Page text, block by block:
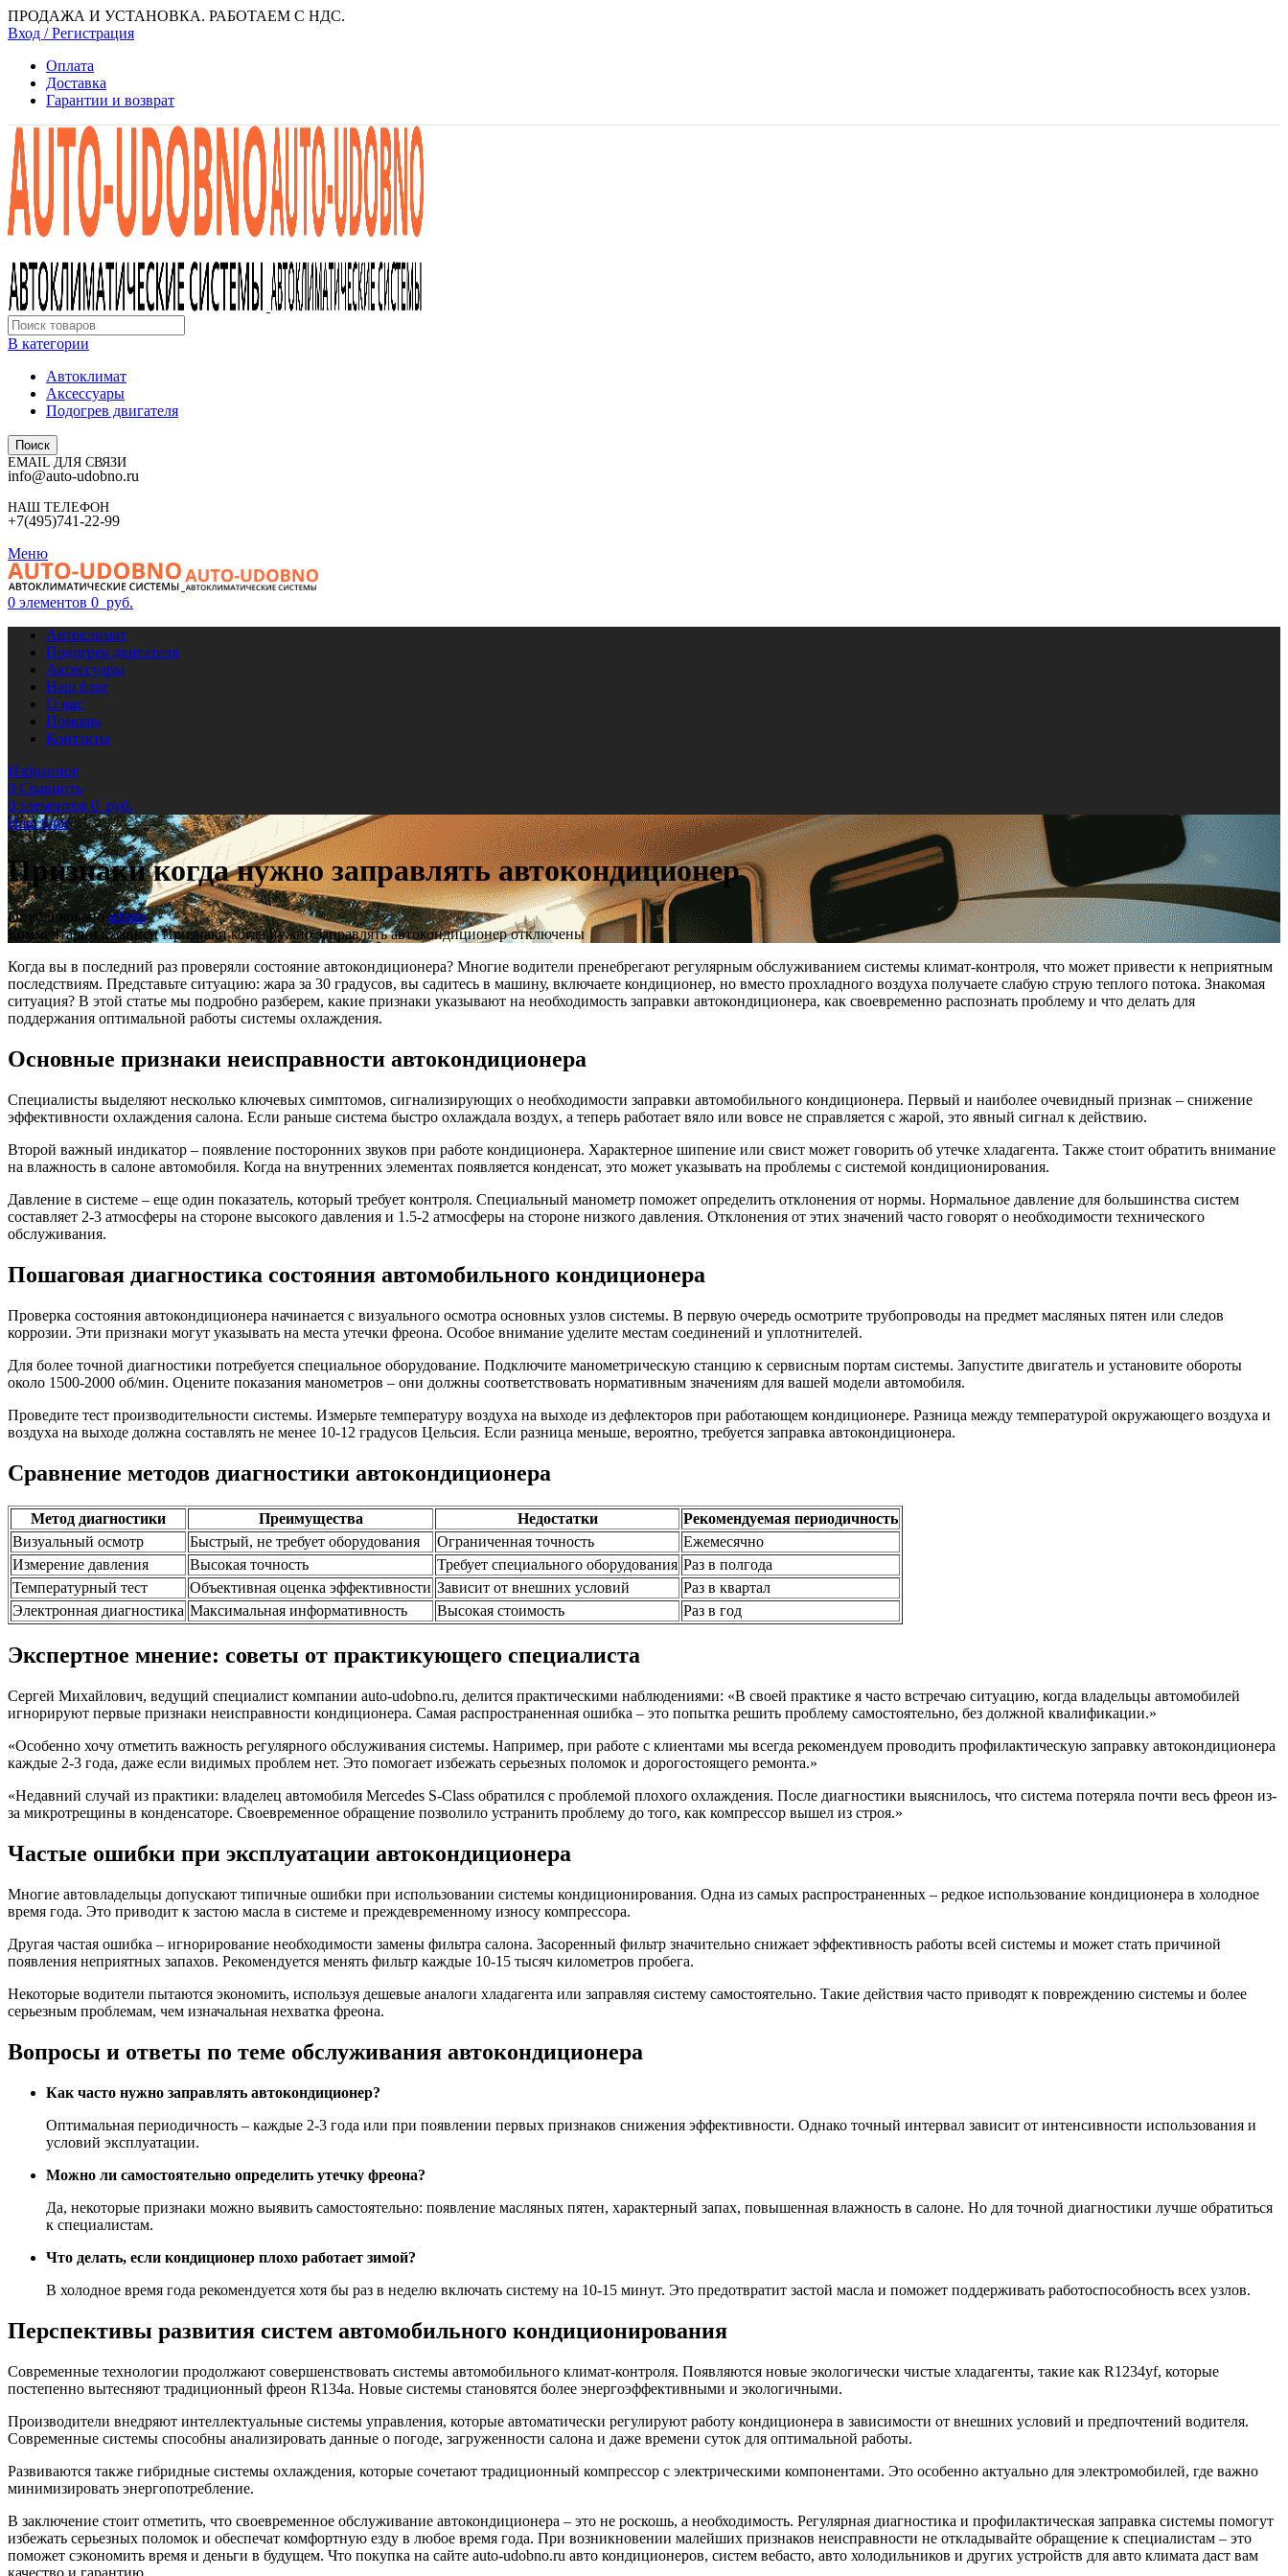
ПРОДАЖА И УСТАНОВКА. РАБОТАЕМ С НДС.
Вход / Регистрация
Оплата
Доставка
Гарантии и возврат
В категории
Автоклимат
Аксессуары
Подогрев двигателя
Поиск
EMAIL ДЛЯ СВЯЗИ
info@auto-udobno.ru
НАШ ТЕЛЕФОН
+7(495)741-22-99
Меню
0 элементов 0 руб.
Автоклимат
Подогрев двигателя
Аксессуары
Наш блог
О нас
Помощь
Контакты
Избранное
0 Сравнить
0 элементов 0 руб.
Наш блог
Признаки когда нужно заправлять автокондиционер
Опубликовано admin
Комментарии к записи Признаки когда нужно заправлять автокондиционеротключены
Когда вы в последний раз проверяли состояние автокондиционера? Многие водители пренебрегают регулярным обслуживанием системы климат-контроля, что может привести к неприятным
последствиям. Представьте ситуацию: жара за 30 градусов, вы садитесь в машину, включаете кондиционер, но вместо прохладного воздуха получаете слабую струю теплого потока. Знакомая
ситуация? В этой статье мы подробно разберем, какие признаки указывают на необходимость заправки автокондиционера, как своевременно распознать проблему и что делать для
поддержания оптимальной работы системы охлаждения.
Основные признаки неисправности автокондиционера
Специалисты выделяют несколько ключевых симптомов, сигнализирующих о необходимости заправки автомобильного кондиционера. Первый и наиболее очевидный признак – снижение
эффективности охлаждения салона. Если раньше система быстро охлаждала воздух, а теперь работает вяло или вовсе не справляется с жарой, это явный сигнал к действию.
Второй важный индикатор – появление посторонних звуков при работе кондиционера. Характерное шипение или свист может говорить об утечке хладагента. Также стоит обратить внимание
на влажность в салоне автомобиля. Когда на внутренних элементах появляется конденсат, это может указывать на проблемы с системой кондиционирования.
Давление в системе – еще один показатель, который требует контроля. Специальный манометр поможет определить отклонения от нормы. Нормальное давление для большинства систем
составляет 2-3 атмосферы на стороне высокого давления и 1.5-2 атмосферы на стороне низкого давления. Отклонения от этих значений часто говорят о необходимости технического
обслуживания.
Пошаговая диагностика состояния автомобильного кондиционера
Проверка состояния автокондиционера начинается с визуального осмотра основных узлов системы. В первую очередь осмотрите трубопроводы на предмет масляных пятен или следов
коррозии. Эти признаки могут указывать на места утечки фреона. Особое внимание уделите местам соединений и уплотнителей.
Для более точной диагностики потребуется специальное оборудование. Подключите манометрическую станцию к сервисным портам системы. Запустите двигатель и установите обороты
около 1500-2000 об/мин. Оцените показания манометров – они должны соответствовать нормативным значениям для вашей модели автомобиля.
Проведите тест производительности системы. Измерьте температуру воздуха на выходе из дефлекторов при работающем кондиционере. Разница между температурой окружающего воздуха и
воздуха на выходе должна составлять не менее 10-12 градусов Цельсия. Если разница меньше, вероятно, требуется заправка автокондиционера.
Сравнение методов диагностики автокондиционера
Метод диагностики Преимущества Недостатки
Рекомендуемая периодичность
Визуальный осмотр
Быстрый, не требует оборудования Ограниченная точность
Ежемесячно
Измерение давления
Высокая точность Требует специального оборудования Раз в полгода
Температурный тест
Объективная оценка эффективности Зависит от внешних условий
Раз в квартал
Электронная диагностика Максимальная информативность Высокая стоимость Раз в год
Экспертное мнение: советы от практикующего специалиста
Сергей Михайлович, ведущий специалист компании auto-udobno.ru, делится практическими наблюдениями: «В своей практике я часто встречаю ситуацию, когда владельцы автомобилей
игнорируют первые признаки неисправности кондиционера. Самая распространенная ошибка – это попытка решить проблему самостоятельно, без должной квалификации.»
«Особенно хочу отметить важность регулярного обслуживания системы. Например, при работе с клиентами мы всегда рекомендуем проводить профилактическую заправку автокондиционера
каждые 2-3 года, даже если видимых проблем нет. Это помогает избежать серьезных поломок и дорогостоящего ремонта.»
«Недавний случай из практики: владелец автомобиля Mercedes S-Class обратился с проблемой плохого охлаждения. После диагностики выяснилось, что система потеряла почти весь фреон из-
за микротрещины в конденсаторе. Своевременное обращение позволило устранить проблему до того, как компрессор вышел из строя.»
Частые ошибки при эксплуатации автокондиционера
Многие автовладельцы допускают типичные ошибки при использовании системы кондиционирования. Одна из самых распространенных – редкое использование кондиционера в холодное
время года. Это приводит к застою масла в системе и преждевременному износу компрессора.
Другая частая ошибка – игнорирование необходимости замены фильтра салона. Засоренный фильтр значительно снижает эффективность работы всей системы и может стать причиной
появления неприятных запахов. Рекомендуется менять фильтр каждые 10-15 тысяч километров пробега.
Некоторые водители пытаются экономить, используя дешевые аналоги хладагента или заправляя систему самостоятельно. Такие действия часто приводят к повреждению системы и более
серьезным проблемам, чем изначальная нехватка фреона.
Вопросы и ответы по теме обслуживания автокондиционера
Как часто нужно заправлять автокондиционер?
Оптимальная периодичность – каждые 2-3 года или при появлении первых признаков снижения эффективности. Однако точный интервал зависит от интенсивности использования и
условий эксплуатации.
Можно ли самостоятельно определить утечку фреона?
Да, некоторые признаки можно выявить самостоятельно: появление масляных пятен, характерный запах, повышенная влажность в салоне. Но для точной диагностики лучше обратиться
к специалистам.
Что делать, если кондиционер плохо работает зимой?
В холодное время года рекомендуется хотя бы раз в неделю включать систему на 10-15 минут. Это предотвратит застой масла и поможет поддерживать работоспособность всех узлов.
Перспективы развития систем автомобильного кондиционирования
Современные технологии продолжают совершенствовать системы автомобильного климат-контроля. Появляются новые экологически чистые хладагенты, такие как R1234yf, которые
постепенно вытесняют традиционный фреон R134a. Новые системы становятся более энергоэффективными и экологичными.
Производители внедряют интеллектуальные системы управления, которые автоматически регулируют работу кондиционера в зависимости от внешних условий и предпочтений водителя.
Современные системы способны анализировать данные о погоде, загруженности салона и даже времени суток для оптимальной работы.
Развиваются также гибридные системы охлаждения, которые сочетают традиционный компрессор с электрическими компонентами. Это особенно актуально для электромобилей, где важно
минимизировать энергопотребление.
В заключение стоит отметить, что своевременное обслуживание автокондиционера – это не роскошь, а необходимость. Регулярная диагностика и профилактическая заправка системы помогут
избежать серьезных поломок и обеспечат комфортную езду в любое время года. При возникновении малейших признаков неисправности не откладывайте обращение к специалистам – это
поможет сэкономить время и деньги в будущем. Что покупка на сайте auto-udobno.ru авто кондиционеров, систем вебасто, авто холодильников и других устройств для авто климата даст вам
качество и гарантию.